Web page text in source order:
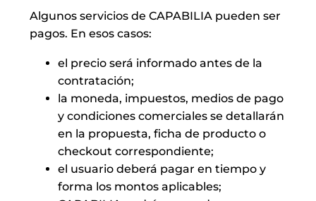
Algunos servicios de CAPABILIA pueden ser
pagos. En esos casos:
el precio será informado antes de la
contratación;
la moneda, impuestos, medios de pago
y condiciones comerciales se detallarán
en la propuesta, ficha de producto o
checkout correspondiente;
el usuario deberá pagar en tiempo y
forma los montos aplicables;